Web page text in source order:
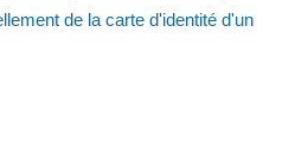
de la carte d'identité d'un